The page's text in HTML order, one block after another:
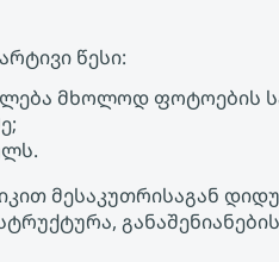
წესი:
მხოლოდ ფოტოების
მესაკუთრისაგან